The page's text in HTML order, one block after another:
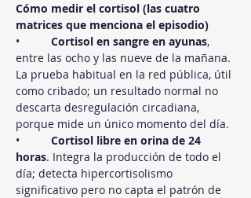
Cómo medir el cortisol (las cuatro
matrices que menciona el episodio)
• Cortisol en sangre en ayunas,
entre las ocho y las nueve de la mañana.
La prueba habitual en la red pública, útil
como cribado; un resultado normal no
descarta desregulación circadiana,
porque mide un único momento del día.
• Cortisol libre en orina de 24
horas. Integra la producción de todo el
día; detecta hipercortisolismo
significativo pero no capta el patrón de